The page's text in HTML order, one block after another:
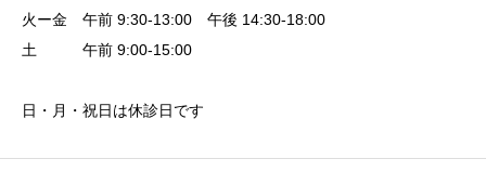
火ー金 午前 9:30-13:00 午後 14:30-18:00
土 午前 9:00-15:00
日・月・祝日は休診日です